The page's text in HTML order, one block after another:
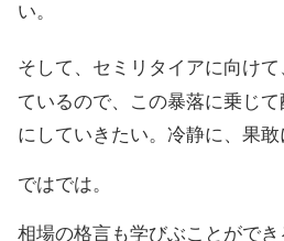
い。
そして、セミリタイアに向けて
ているので、この暴落に乗じ
にしていきたい。冷静に、果敢
ではでは。
相場の格言も学びぶことがで